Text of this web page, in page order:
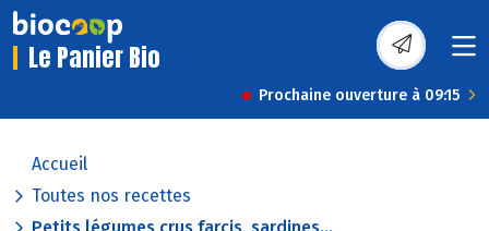
Le Panier Bio
Prochaine ouverture à 09:15
Accueil
Toutes nos recettes